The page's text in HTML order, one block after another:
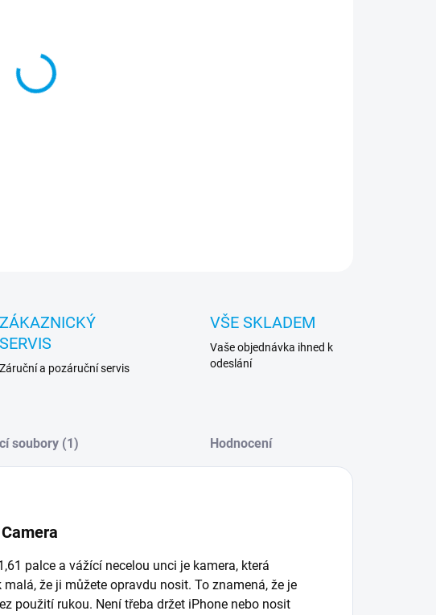
HD (1920 x 1080 px) a fotografuje do rozlišení až 8
Mpx. Bez microSD karty.
ZÁKAZNICKÝ
SERVIS
Záruční a pozáruční servis
VŠE SKLADEM
Vaše objednávka ihned k
odeslání
soubory (1) Hodnocení
palce a vážící necelou unci je kamera, která
že ji můžete opravdu nosit. To znamená, že je
použití rukou. Není třeba držet iPhone nebo nosit